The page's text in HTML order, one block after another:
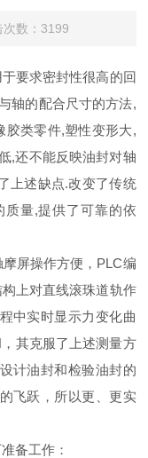
数：3199
要求密封性很高的回
轴的配合尺寸的方法,
胶类零件,塑性变形大,
,还不能反映油封对轴
上述缺点.改变了传统
质量,提供了可靠的依
屏操作方便，PLC编
上对直线滚珠道轨作
中实时显示力变化曲
其克服了上述测量方
计油封和检验油封的
飞跃，所以更、更实
备工作：